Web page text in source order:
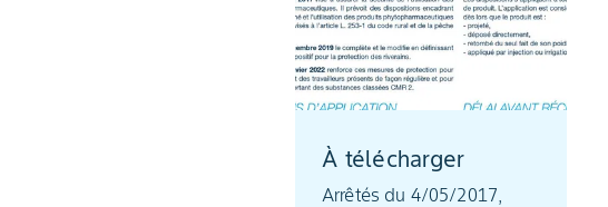
À télécharger
Arrêtés du 4/05/2017,